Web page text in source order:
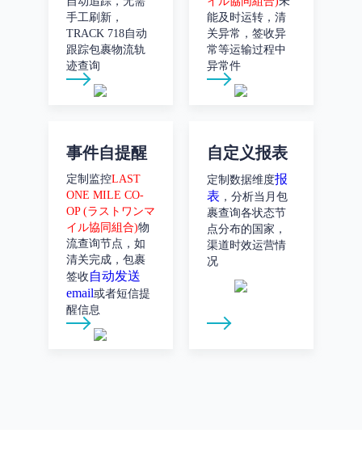
手工刷新，
TRACK 718自动
跟踪包裹物流轨
迹查询
能及时运转，清
关异常，签收异
常等运输过程中
异常件
事件自提醒
定制监控LAST
ONE MILE CO-
OP (ラストワンマ
イル協同組合)物
流查询节点，如
清关完成，包裹
签收 自动发送
email或者短信提
醒信息
自定义报表
定制数据维度报
表 ，分析当月包
裹查询各状态节
点分布的国家，
渠道时效运营情
况